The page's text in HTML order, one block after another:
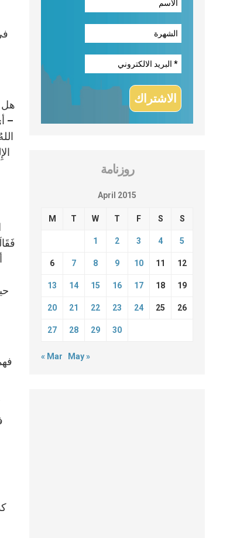
هل
روزنامة
April 2015
M T W T F S S
1 2 3 4 5
6 7 8 9 10 11 12
13 14 15 16 17 18 19
20 21 22 23 24 25 26
27 28 29 30
« Mar May »